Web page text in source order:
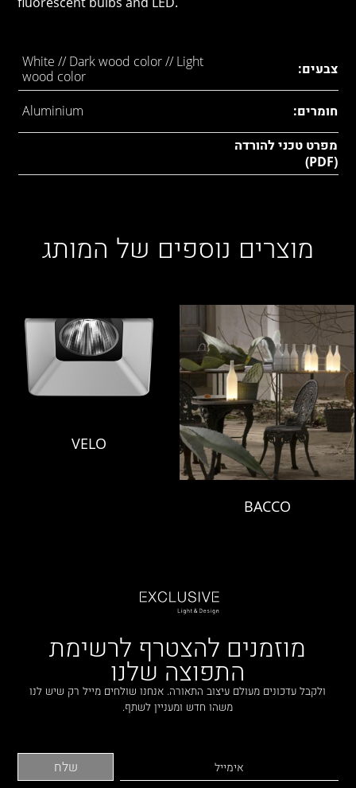
צבעים:
White // Dark wood color // Light
wood color
חומרים:
Aluminium
מפרט טכני להורדה
(PDF)
מוצרים נוספים של המותג
BACCO
VELO
מוזמנים להצטרף לרשימת
התפוצה שלנו
ולקבל עדכונים מעולם עיצוב התאורה. אנחנו שולחים מייל רק שיש לנו
משהו חדש ומעניין לשתף.